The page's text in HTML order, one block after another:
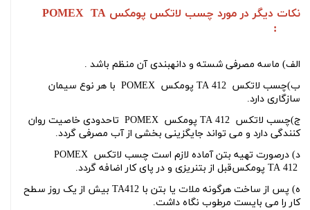
نکات دیگر در مورد چسب لاتکس پومکس POMEX TA
:
الف) ماسه مصرفی شسته و دانهبندی آن منظم باشد.
ب)چسب لاتکس POMEX پومکس TA 412
با هر نوع سیمان
سازگاری دارد.
ج)چسب لاتکس POMEX پومکس TA 412
تاحدودی خاصیت روان
کنندگی دارد و می تواند جایگزینی بخشی از آب مصرفی گردد.
د) درصورت تهیه بتن آماده لازم است چسب لاتکس POMEX
پومکس TA 412
قبل از بتنریزی و در پای کار اضافه گردد.
ه) پس از ساخت هرگونه ملات یا بتن با TA412 بیش از یک روز سطح
کار را می بایست مرطوب نگاه داشت.